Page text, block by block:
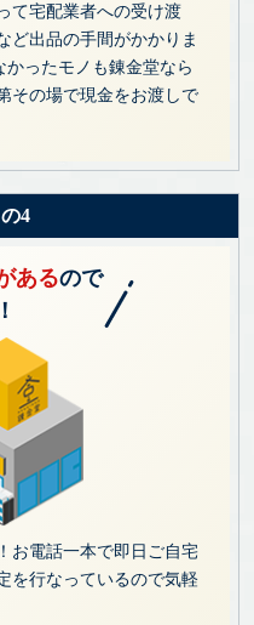
て宅配業者への受け渡
ど出品の手間がかかりま
かったモノも錬金堂なら
その場で現金をお渡しで
4
あるので
お電話一本で即日ご自宅
を行なっているので気軽